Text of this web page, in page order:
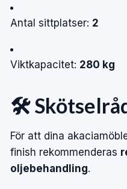
Antal sittplatser: 2
Viktkapacitet: 280 kg
🛠️
För att dina
finish rekommenderas
oljebehandling.